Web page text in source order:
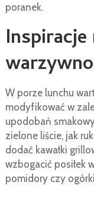
poranek.
W porze lunchu
modyfikować w
upodobań
zielone liście, jak
dodać kawałki
wzbogacić posiłek
pomidory czy